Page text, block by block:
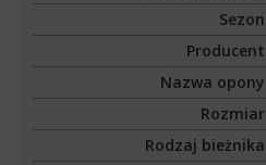
Sezon
Producent
Nazwa opony
Rozmiar
Rodzaj bieżnika